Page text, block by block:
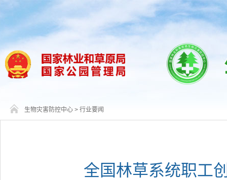
生物灾害防控中心 > 行业要闻
全国林草系统职工